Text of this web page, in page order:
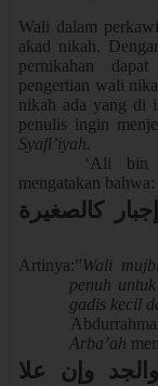
Wali dalam
akad nikah.
pernikahan
pengertian wali
nikah ada yang di
penulis ingin
Syafi’iyah.
‘Ali bin
mengatakan bahwa:
كالصغيرة
Artinya:”Wali
penuh
gadis kecil
Abdurrahman
Arba’ah
وإن علا